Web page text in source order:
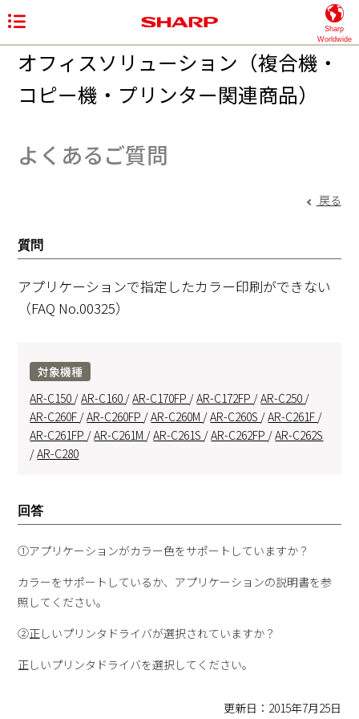
Sharp
Worldwide
オフィスソリューション（複合機・
コピー機・プリンター関連商品）
よくあるご質問
戻る
質問
アプリケーションで指定したカラー印刷ができない
（FAQ No.00325）
対象機種
AR-C150 /AR-C160 /AR-C170FP /AR-C172FP /AR-C250 /
AR-C260F /AR-C260FP /AR-C260M /AR-C260S /AR-C261F /
AR-C261FP /AR-C261M /AR-C261S /AR-C262FP /AR-C262S
/AR-C280
回答
①アプリケーションがカラー色をサポートしていますか？
カラーをサポートしているか、アプリケーションの説明書を参
照してください。
②正しいプリンタドライバが選択されていますか？
正しいプリンタドライバを選択してください。
更新日：2015年7月25日